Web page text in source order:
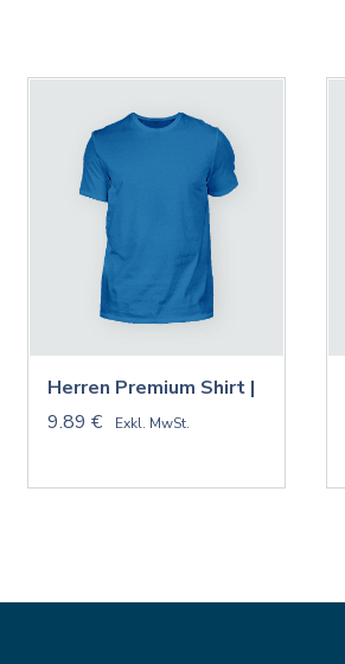
Herren Premium Shirt |
9.89 €
Exkl. MwSt.